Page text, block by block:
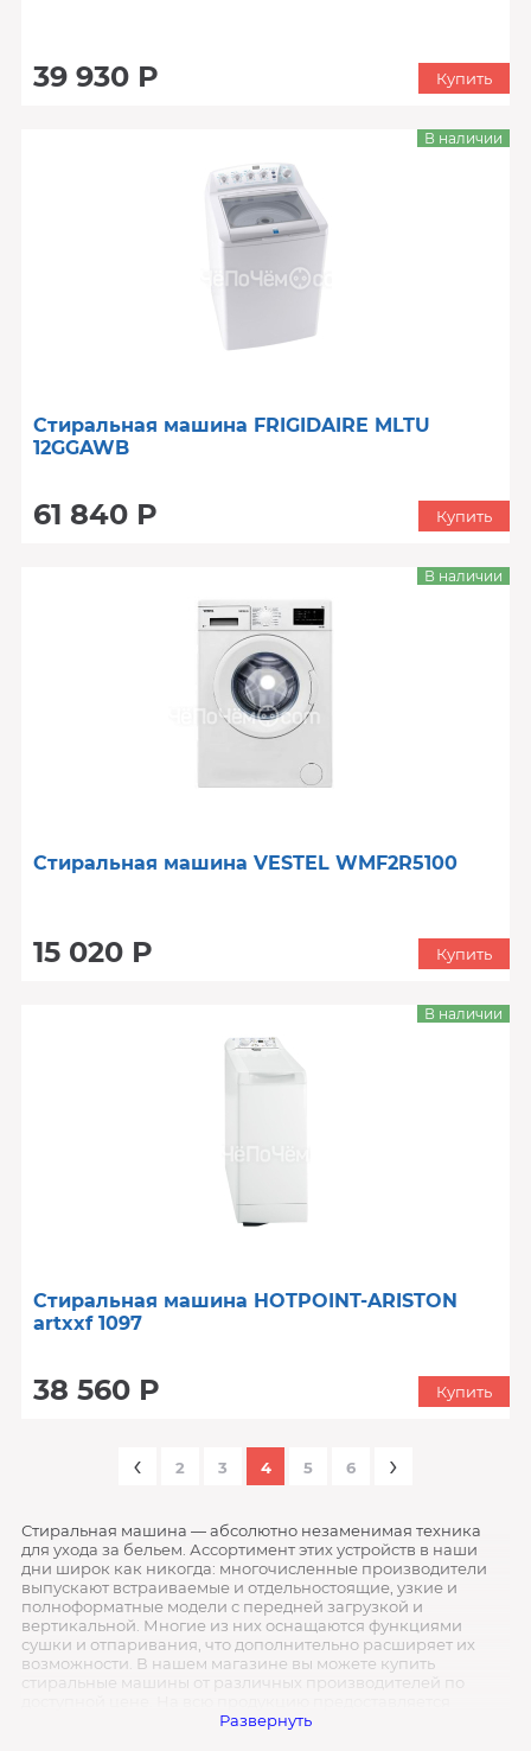
39 930 Р Купить
Стиральная машина FRIGIDAIRE MLTU
12GGAWB
61 840 Р
В наличии
Купить
Стиральная машина VESTEL WMF2R5100
15 020 Р
В наличии
Купить
Стиральная машина HOTPOINT-ARISTON
artxxf 1097
38 560 Р
В наличии
Купить
‹ 2 3 4 5 6 ›
Стиральная машина — абсолютно незаменимая техника
для ухода за бельем. Ассортимент этих устройств в наши
дни широк как никогда: многочисленные производители
выпускают встраиваемые и отдельностоящие, узкие и
полноформатные модели с передней загрузкой и
вертикальной. Многие из них оснащаются функциями
сушки и отпаривания, что дополнительно расширяет их
возможности. В нашем магазине вы можете купить
стиральные машины от различных производителей по
Развернуть